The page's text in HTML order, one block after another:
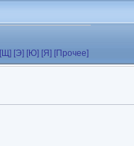
[Щ] [Э] [Ю] [Я] [Прочее]